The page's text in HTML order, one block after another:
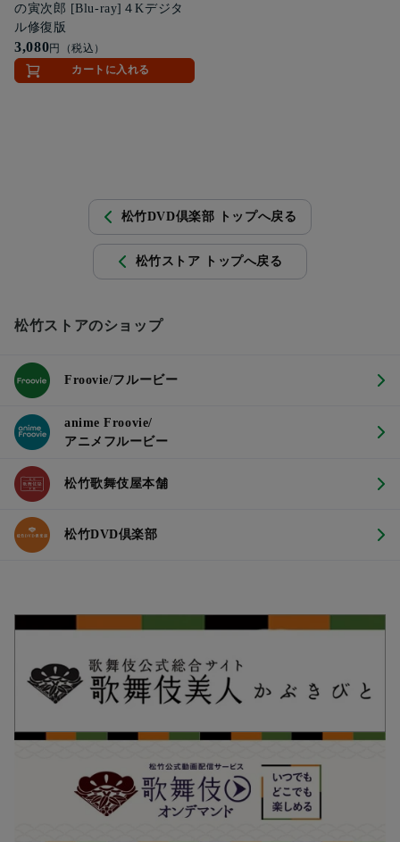
の寅次郎 [Blu-ray]４Kデジタ
ル修復版
3,080円（税込）
カートに入れる
松竹DVD倶楽部 トップへ戻る
松竹ストア トップへ戻る
松竹ストアのショップ
Froovie/フルービー
anime Froovie/
アニメフルービー
松竹歌舞伎屋本舗
松竹DVD倶楽部